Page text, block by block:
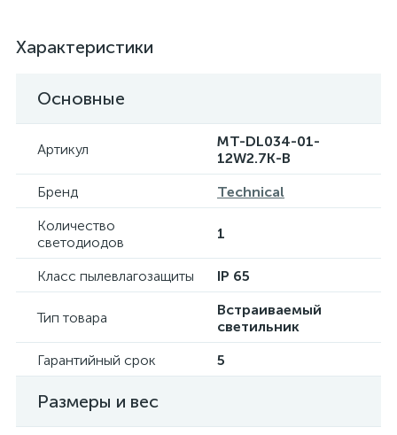
Характеристики
Основные
Артикул
MT-DL034-01-
12W2.7K-B
Бренд
Technical
Количество
светодиодов
1
Класс пылевлагозащиты IP 65
Тип товара
Встраиваемый
светильник
Гарантийный срок
5
Размеры и вес